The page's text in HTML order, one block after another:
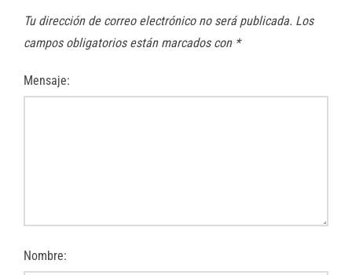
Tu dirección de correo electrónico no será publicada. Los
campos obligatorios están marcados con *
Mensaje:
Nombre: